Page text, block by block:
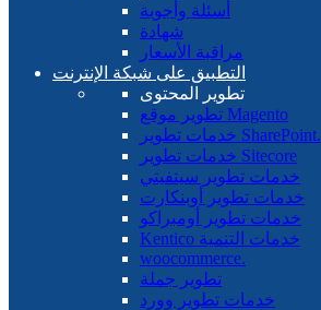
أسئلة وأجوبة
شهادة
مراقبة الأسعار
التطبيق على شبكة الإنترنت
تطوير المحتوى
تطوير موقع Magento
خدمات تطوير SharePoint.
خدمات تطوير Sitecore
خدمات تطوير سيتفيتي
خدمات تطوير أوبنكارت
خدمات تطوير أومبراكو
Kentico خدمات التنمية
woocommerce.
تطوير جملة
خدمات تطوير وورد